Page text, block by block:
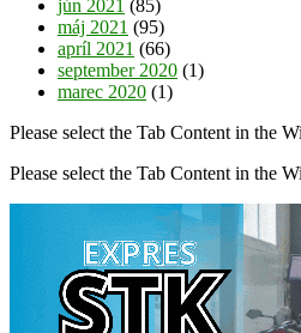
jún 2021 (85)
máj 2021 (95)
apríl 2021 (66)
september 2020 (1)
marec 2020 (1)
Please select the Tab Content in the
Please select the Tab Content in the